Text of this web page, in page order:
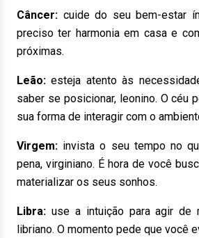
Câncer: cuide do seu bem-estar
preciso ter harmonia em casa e
próximas.
Leão:esteja atento às
saber se posicionar, leonino. O céu
sua forma de interagir com o
Virgem: invista o seu tempo no
pena, virginiano. É hora de você
materializar os seus sonhos.
Libra: use a intuição para agir de
libriano. O momento pede que você